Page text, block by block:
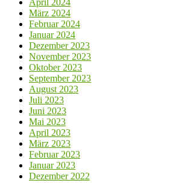
Dezember 2022
November 2022
Oktober 2022
September 2022
August 2022
Juli 2022
Juni 2022
Mai 2022
April 2022
März 2022
Februar 2022
Januar 2022
Dezember 2021
November 2021
Oktober 2021
September 2021
August 2021